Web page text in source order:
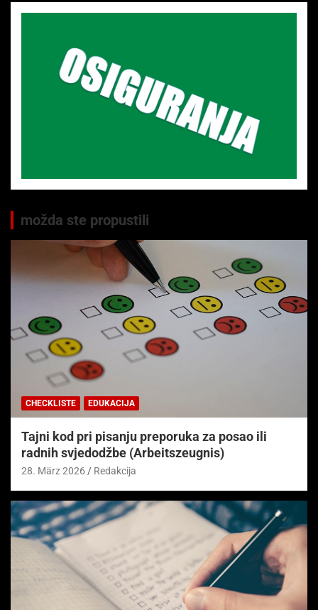
možda ste propustili
CHECKLISTE EDUKACIJA
Tajni kod pri pisanju preporuka za posao ili
radnih svjedodžbe (Arbeitszeugnis)
28. März 2026 Redakcija